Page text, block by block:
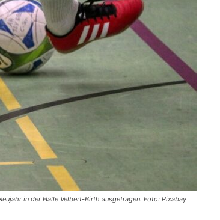
in der Halle Velbert-Birth ausgetragen. Foto: Pixabay